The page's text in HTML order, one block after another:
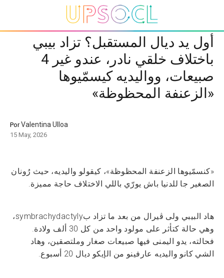
أول يد ديال المستقبل؟ تزاد بيبي
باختلاف خلقي نادر، عندو غير 4
صبيعات، وواليديه كيسمّيوها
«الزعنفة المحظوظة»
PorValentina Ulloa
15 May, 2026
«كنسمّيوها الزعنفة المحظوظة»، كيقولو واليديه، حيث رُونان
الصغير جا للدنيا باش يورّي باللي الاختلاف حاجة مميزة.
هاد البيبي ولى ڤيرال من بعد ما تزاد بsymbrachydactyly،
وهي حالة كتأثر على مولود واحد من كل 30 ألف ولادة.
فحالته، يدو اليمنى فيها صبيعات صغار وملتصقين، وهاد
الشي كانو واليديه عارفينو من الإيكو ديال 20 أسبوع.